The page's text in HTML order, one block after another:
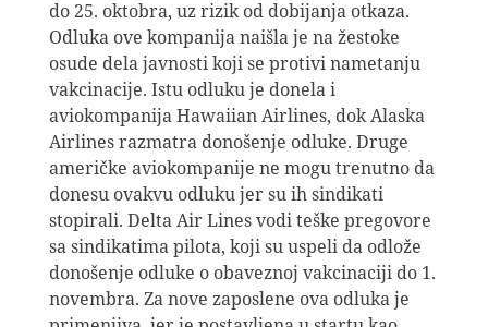
do 25. oktobra, uz rizik od dobijanja otkaza.
Odluka ove kompanija naišla je na žestoke
osude dela javnosti koji se protivi nametanju
vakcinacije. Istu odluku je donela i
aviokompanija Hawaiian Airlines, dok Alaska
Airlines razmatra donošenje odluke. Druge
američke aviokompanije ne mogu trenutno da
donesu ovakvu odluku jer su ih sindikati
stopirali. Delta Air Lines vodi teške pregovore
sa sindikatima pilota, koji su uspeli da odlože
donošenje odluke o obaveznoj vakcinaciji do 1.
novembra. Za nove zaposlene ova odluka je